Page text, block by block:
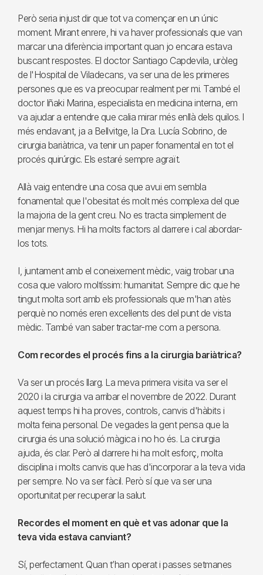
Però seria injust dir que tot va començar en un únic
moment. Mirant enrere, hi va haver professionals que van
marcar una diferència important quan jo encara estava
buscant respostes. El doctor Santiago Capdevila, uròleg
de l'Hospital de Viladecans, va ser una de les primeres
persones que es va preocupar realment per mi. També el
doctor Iñaki Marina, especialista en medicina interna, em
va ajudar a entendre que calia mirar més enllà dels quilos. I
més endavant, ja a Bellvitge, la Dra. Lucía Sobrino, de
cirurgia bariàtrica, va tenir un paper fonamental en tot el
procés quirúrgic. Els estaré sempre agraït.
Allà vaig entendre una cosa que avui em sembla
fonamental: que l'obesitat és molt més complexa del que
la majoria de la gent creu. No es tracta simplement de
menjar menys. Hi ha molts factors al darrere i cal abordar-
los tots.
I, juntament amb el coneixement mèdic, vaig trobar una
cosa que valoro moltíssim: humanitat. Sempre dic que he
tingut molta sort amb els professionals que m'han atès
perquè no només eren excel·lents des del punt de vista
mèdic. També van saber tractar-me com a persona.
Com recordes el procés fins a la cirurgia bariàtrica?
Va ser un procés llarg. La meva primera visita va ser el
2020 i la cirurgia va arribar el novembre de 2022. Durant
aquest temps hi ha proves, controls, canvis d'hàbits i
molta feina personal. De vegades la gent pensa que la
cirurgia és una solució màgica i no ho és. La cirurgia
ajuda, és clar. Però al darrere hi ha molt esforç, molta
disciplina i molts canvis que has d'incorporar a la teva vida
per sempre. No va ser fàcil. Però sí que va ser una
oportunitat per recuperar la salut.
Recordes el moment en què et vas adonar que la
teva vida estava canviant?
Sí, perfectament. Quan t’han operat i passes setmanes